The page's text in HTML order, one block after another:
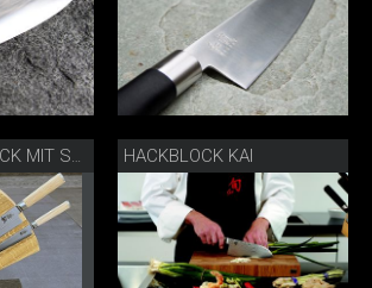
KAI MESSERBLOCK MIT SHUN WHITE MESSERN HACKBLOCK KAI